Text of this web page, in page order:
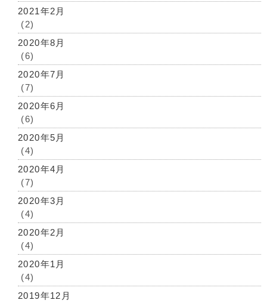
2021年2月
(2)
2020年8月
(6)
2020年7月
(7)
2020年6月
(6)
2020年5月
(4)
2020年4月
(7)
2020年3月
(4)
2020年2月
(4)
2020年1月
(4)
2019年12月